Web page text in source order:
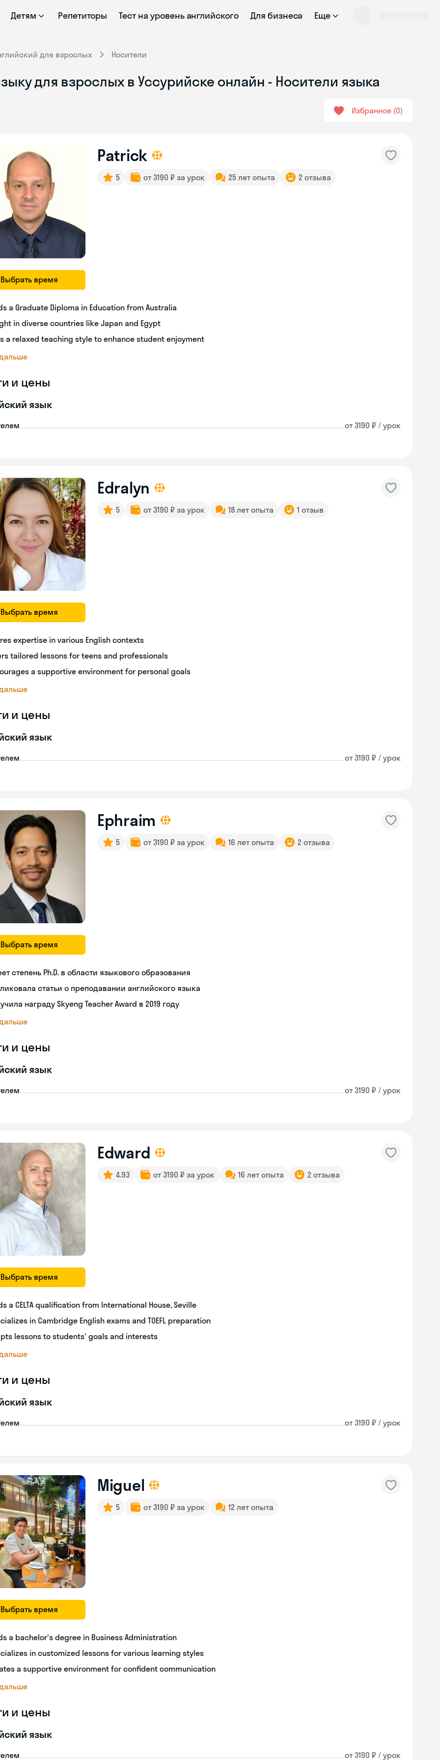
Детям Репетиторы Тест на уровень английского Для бизнеса Еще
для взрослых Носители
для взрослых в Уссурийске онлайн - Носители языка
Избранное 0
Выбрать время
Patrick
5 от 3190 ₽ за урок 25 лет опыта 2 отзыва
a Graduate Diploma in Education from Australia
in diverse countries like Japan and Egypt
a relaxed teaching style to enhance student enjoyment
и цены
язык
от 3190 ₽ / урок
Выбрать время
Edralyn
5 от 3190 ₽ за урок 18 лет опыта 1 отзыв
expertise in various English contexts
tailored lessons for teens and professionals
a supportive environment for personal goals
и цены
язык
от 3190 ₽ / урок
Выбрать время
Ephraim
5 от 3190 ₽ за урок 16 лет опыта 2 отзыва
степень Ph.D. в области языкового образования
статьи о преподавании английского языка
награду Skyeng Teacher Award в 2019 году
и цены
язык
от 3190 ₽ / урок
Выбрать время
Edward
4.93 от 3190 ₽ за урок 16 лет опыта 2 отзыва
a CELTA qualification from International House, Seville
in Cambridge English exams and TOEFL preparation
lessons to students' goals and interests
и цены
язык
от 3190 ₽ / урок
Выбрать время
Miguel
5 от 3190 ₽ за урок 12 лет опыта
a bachelor's degree in Business Administration
in customized lessons for various learning styles
a supportive environment for confident communication
и цены
язык
от 3190 ₽ / урок